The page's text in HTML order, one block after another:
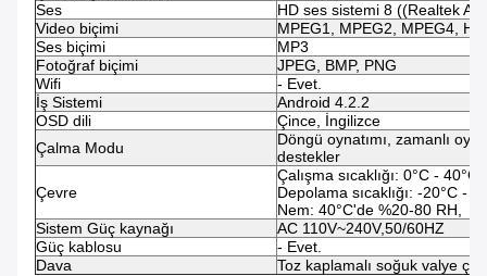
Ses
HD ses sistemi 8 ((Realtek
Video biçimi
MPEG1, MPEG2, MPEG4,
Ses biçimi
MP3
Fotoğraf biçimi
JPEG, BMP, PNG
Wifi
- Evet.
İş Sistemi
Android 4.2.2
OSD dili
Çince, İngilizce
Çalma Modu
Döngü oynatımı, zamanlı
destekler
Çevre
Çalışma sıcaklığı: 0°C - 40°C
Depolama sıcaklığı: -20°C -
Nem: 40°C'de %20-80 RH,
Sistem Güç kaynağı
AC 110V~240V,50/60HZ
Güç kablosu
- Evet.
Dava
Toz kaplamalı soğuk valye